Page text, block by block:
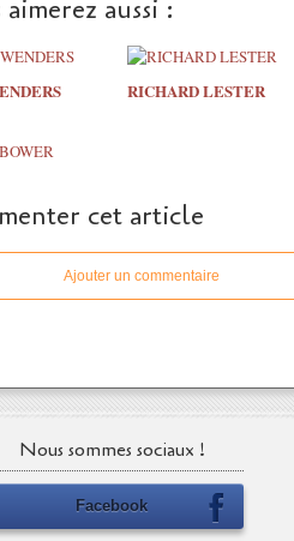
aussi :
RICHARD LESTER
cet article
Ajouter un commentaire
Nous sommes sociaux !
Facebook